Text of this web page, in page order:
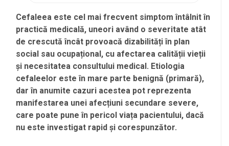
Cefaleea este cel mai frecvent simptom întâlnit în
practică medicală, uneori având o severitate atât
de crescută încât provoacă dizabilități în plan
social sau ocupațional, cu afectarea calității vieții
și necesitatea consultului medical. Etiologia
cefaleelor este în mare parte benignă (primară),
dar în anumite cazuri acestea pot reprezenta
manifestarea unei afecțiuni secundare severe,
care poate pune în pericol viața pacientului, dacă
nu este investigat rapid și corespunzător.